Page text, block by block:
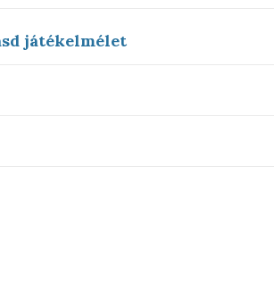
játékelmélet